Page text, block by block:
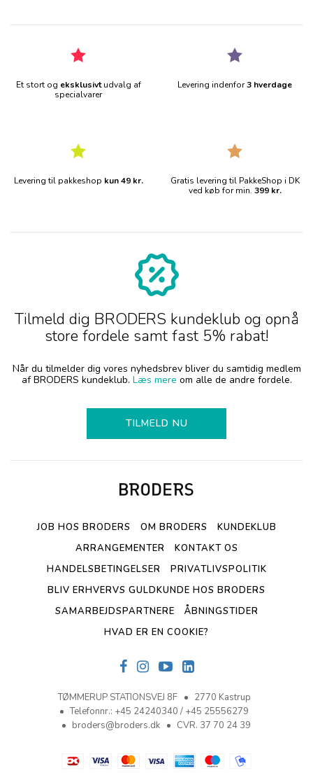
Et stort og eksklusivtudvalg af
specialvarer
Levering indenfor3 hverdage
Levering til pakkeshop kun 49 kr.
Gratis levering til PakkeShop i DK
ved køb for min. 399 kr.
Tilmeld dig BRODERS kundeklub og opnå
store fordele samt fast 5% rabat!
Når du tilmelder dig vores nyhedsbrev bliver du samtidig medlem
af BRODERS kundeklub. Læs mere om alle de andre fordele.
TILMELD NU
JOB HOS BRODERS OM BRODERS
KUNDEKLUB
ARRANGEMENTER
KONTAKT OS
HANDELSBETINGELSER
PRIVATLIVSPOLITIK
BLIV ERHVERVS GULDKUNDE HOS BRODERS
SAMARBEJDSPARTNERE
ÅBNINGSTIDER
HVAD ER EN COOKIE?
TØMMERUP STATIONSVEJ 8F
2770 Kastrup
Telefonnr.: +45 24240340 / +45 25556279
broders@broders.dk
CVR. 37 70 24 39